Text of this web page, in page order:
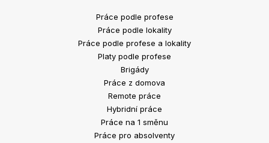
Práce podle profese
Práce podle lokality
Práce podle profese a lokality
Platy podle profese
Brigády
Práce z domova
Remote práce
Hybridní práce
Práce na 1 směnu
Práce pro absolventy